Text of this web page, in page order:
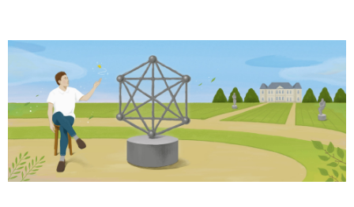
소셜 계정으로 로그인할 수 있습니다.
발송된 인증 메일에서 링크를 통해
회원 가입을 완료해 주세요.
회원가입 약관 동의 상세보기
개인정보의 수집 및 이용 안내 동의